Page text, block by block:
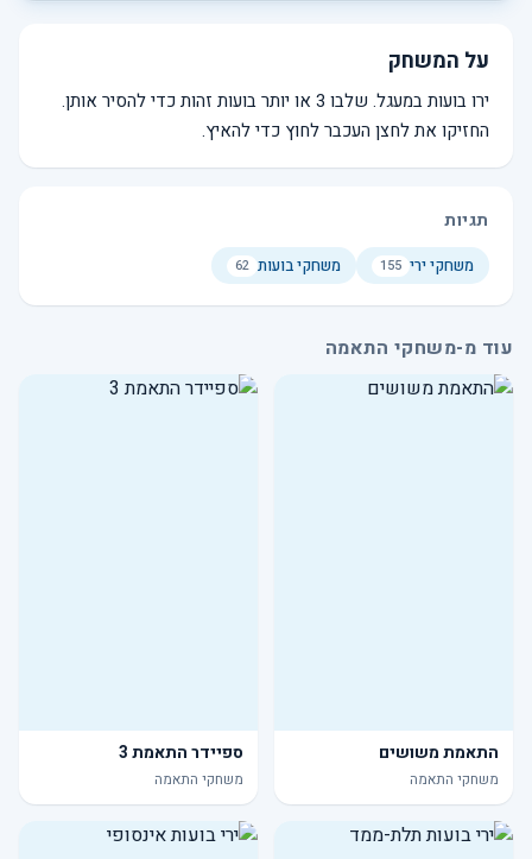
על המשחק
ירו בועות במעגל. שלבו 3 או יותר בועות זהות כדי להסיר אותן.
החזיקו את לחצן העכבר לחוץ כדי להאיץ.
תגיות
משחקי ירי 155 משחקי בועות 62
עוד מ-משחקי התאמה
התאמת משושים
משחקי התאמה
ספיידר התאמת 3
משחקי התאמה